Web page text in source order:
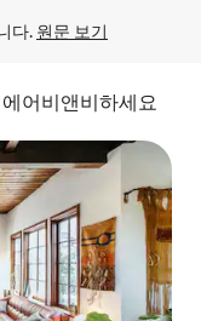
다. 원문 보기
어비앤비하세요